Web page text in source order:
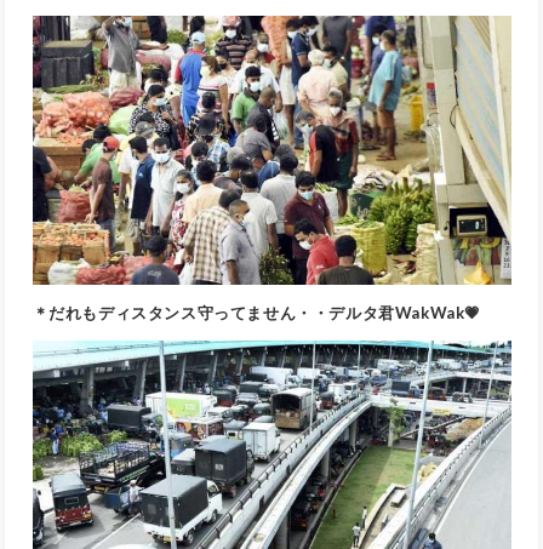
＊だれもディスタンス守ってません・・デルタ君WakWak💗